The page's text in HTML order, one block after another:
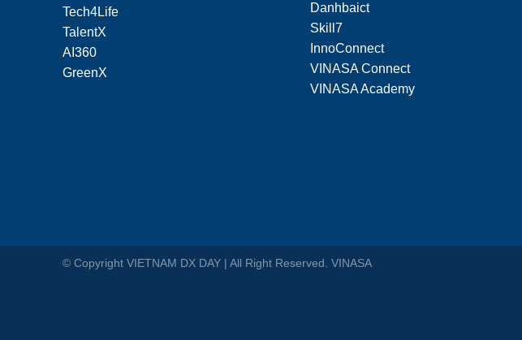
Tech4Life
TalentX
AI360
GreenX
Danhbaict
Skill7
InnoConnect
VINASA Connect
VINASA Academy
© Copyright VIETNAM DX DAY | All Right Reserved. VINASA